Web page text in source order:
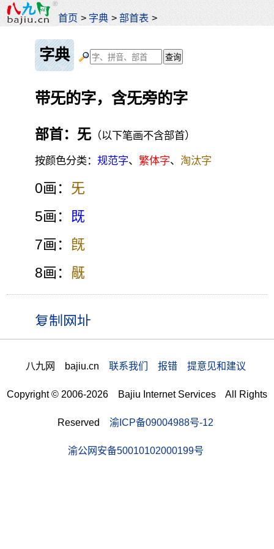
首页 > 字典 >部首表 >
字典
带旡的字，含旡旁的字
部首：旡 （以下笔画不含部首）
按颜色分类：规范字、繁体字、淘汰字
0画： 旡
5画：
既
7画： 旣
8画： 旤
八九网 bajiu.cn 联系我们 报错 提意见和建议
Copyright © 2006-2026 Bajiu Internet Services All Rights
Reserved 渝ICP备09004988号-12
渝公网安备50010102000199号